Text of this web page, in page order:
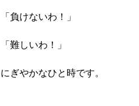
「負けないわ！」
「難しいわ！」
にぎやかなひと時です。